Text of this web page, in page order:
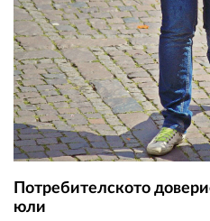
Потребителското
юли